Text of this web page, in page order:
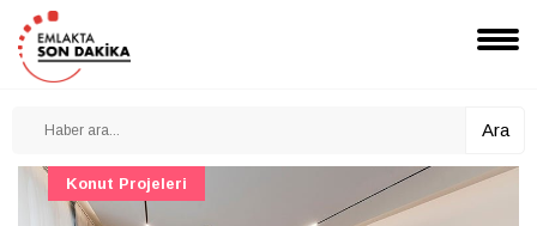
Ara
Konut Projeleri